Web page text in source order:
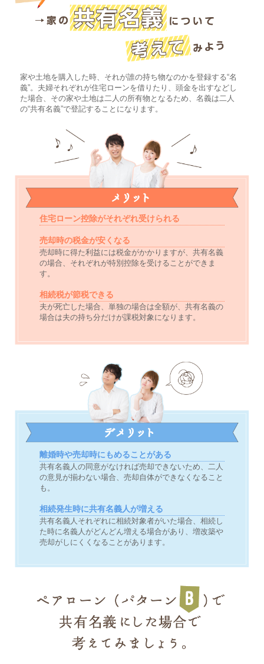
家や土地を購入した時、それが誰の持ち物なのかを登録する“名
義”。夫婦それぞれが住宅ローンを借りたり、頭金を出すなどし
た場合、その家や土地は二人の所有物となるため、名義は二人
の“共有名義”で登記することになります。
住宅ローン控除がそれぞれ受けられる
売却時の税金が安くなる
売却時に得た利益には税金がかかりますが、共有名義
の場合、それぞれが特別控除を受けることができま
す。
相続税が節税できる
夫が死亡した場合、単独の場合は全額が、共有名義の
場合は夫の持ち分だけが課税対象になります。
離婚時や売却時にもめることがある
共有名義人の同意がなければ売却できないため、二人
の意見が揃わない場合、売却自体ができなくなること
も。
相続発生時に共有名義人が増える
共有名義人それぞれに相続対象者がいた場合、相続し
た時に名義人がどんどん増える場合があり、増改築や
売却がしにくくなることがあります。